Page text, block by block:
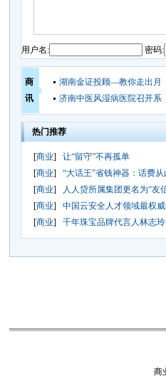
用户名: 密码:
商
讯
湖南金证投顾—教你走出月
济南中医风湿病医院召开系
热门推荐
[商业]
让“留守”不再孤单
[商业]
“大话王”省钱神器：话费
[商业]
人人贷所属集团更名为“友
[商业]
中国云安全人才领域最权
[商业] 千年珠宝品牌代言人林志
商